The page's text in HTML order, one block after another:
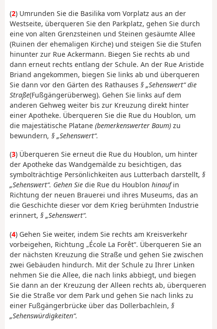
(2) Umrunden Sie die Basilika vom Vorplatz aus an der
Westseite, überqueren Sie den Parkplatz, gehen Sie durch
eine von alten Grenzsteinen und Steinen gesäumte Allee
(Ruinen der ehemaligen Kirche) und steigen Sie die Stufen
hinunter zur Rue Ackermann. Biegen Sie rechts ab und
dann erneut rechts entlang der Schule. An der Rue Aristide
Briand angekommen, biegen Sie links ab und überqueren
Sie dann vor den Gärten des Rathauses § „Sehenswert“ die
Straße(Fußgängerüberweg). Gehen Sie links auf dem
anderen Gehweg weiter bis zur Kreuzung direkt hinter
einer Apotheke. Überqueren Sie die Rue du Houblon, um
die majestätische Platane (bemerkenswerter Baum) zu
bewundern, § „Sehenswert“.
(3) Überqueren Sie erneut die Rue du Houblon, um hinter
der Apotheke das Wandgemälde zu besichtigen, das
symbolträchtige Persönlichkeiten aus Lutterbach darstellt, §
„Sehenswert“. Gehen Sie die Rue du Houblon hinaufin
Richtung der neuen Brauerei und ihres Museums, das an
die Geschichte dieser vor dem Krieg berühmten Industrie
erinnert, § „Sehenswert“.
(4) Gehen Sie weiter, indem Sie rechts am Kreisverkehr
vorbeigehen, Richtung „École La Forêt“. Überqueren Sie an
der nächsten Kreuzung die Straße und gehen Sie zwischen
zwei Gebäuden hindurch. Mit der Schule zu Ihrer Linken
nehmen Sie die Allee, die nach links abbiegt, und biegen
Sie dann an der Kreuzung der Alleen rechts ab, überqueren
Sie die Straße vor dem Park und gehen Sie nach links zu
einer Fußgängerbrücke über das Dollerbachlein, §
„Sehenswürdigkeiten“.